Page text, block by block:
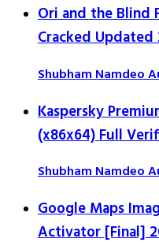
Ori and the Blind
Cracked Updated
Shubham Namdeo
Kaspersky
(x86x64) Full
Shubham Namdeo
Google Maps
Activator [Final]